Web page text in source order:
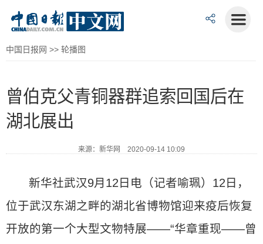
中国日报网 >> 轮播图
曾伯克父青铜器群追索回国后在
湖北展出
来源：新华网 2020-09-14 10:09
新华社武汉9月12日电（记者喻珮）12日，
位于武汉东湖之畔的湖北省博物馆迎来疫后恢复
开放的第一个大型文物特展——“华章重现——曾